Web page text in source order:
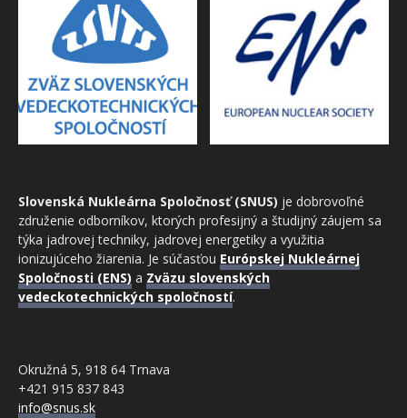
Slovenská Nukleárna Spoločnosť (SNUS) je dobrovoľné
združenie odborníkov, ktorých profesijný a študijný záujem sa
týka jadrovej techniky, jadrovej energetiky a využitia
ionizujúceho žiarenia. Je súčasťou Európskej Nukleárnej
Spoločnosti (ENS) a Zväzu slovenských
vedeckotechnických spoločností.
Okružná 5, 918 64 Trnava
+421 915 837 843
info@snus.sk